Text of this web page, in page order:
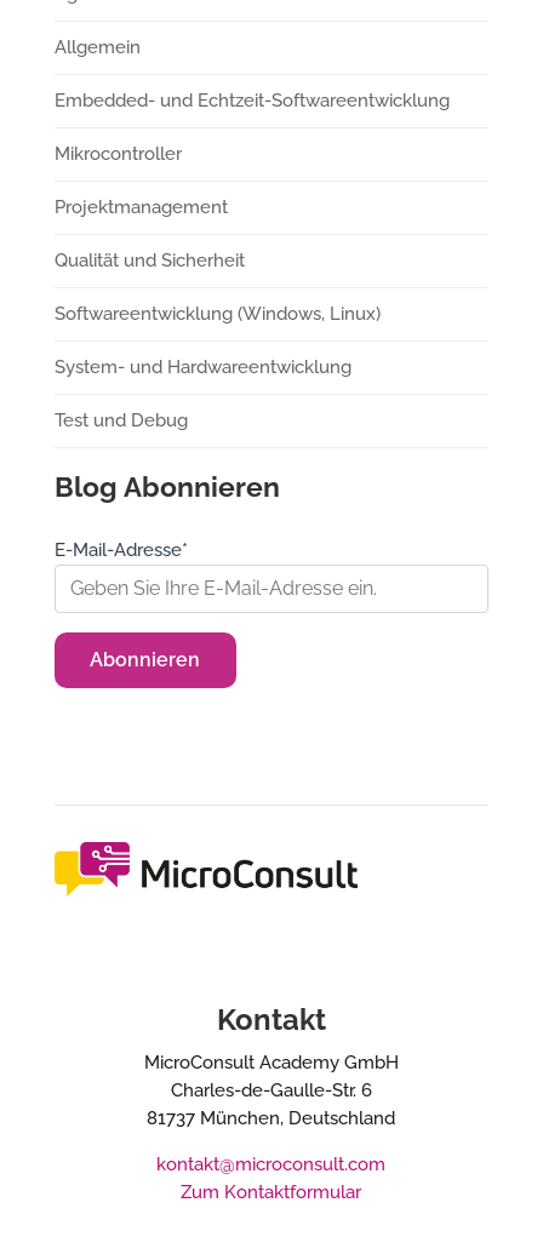
Allgemein
Embedded- und Echtzeit-Softwareentwicklung
Mikrocontroller
Projektmanagement
Qualität und Sicherheit
Softwareentwicklung (Windows, Linux)
System- und Hardwareentwicklung
Test und Debug
Blog Abonnieren
E-Mail-Adresse*
Kontakt
MicroConsult Academy GmbH
Charles-de-Gaulle-Str. 6
81737 München, Deutschland
kontakt@microconsult.com
Zum Kontaktformular